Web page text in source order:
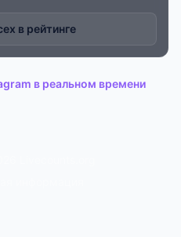
в рейтинге
в реальном времени